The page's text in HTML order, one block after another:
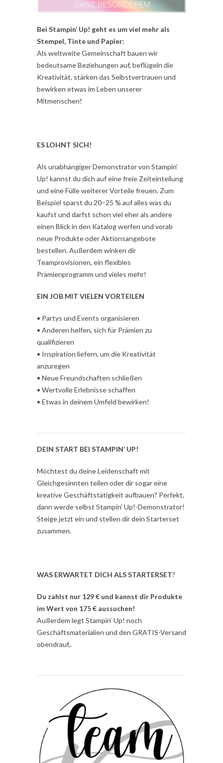
Bei Stampin‘ Up! geht es um viel mehr als
Stempel, Tinte und Papier:
Als weltweite Gemeinschaft bauen wir
bedeutsame Beziehungen auf, beflügeln die
Kreativität, stärken das Selbstvertrauen und
bewirken etwas im Leben unserer
Mitmenschen!
ES LOHNT SICH!
Als unabhängiger Demonstrator von Stampin‘
Up! kannst du dich auf eine freie Zeiteinteilung
und eine Fülle weiterer Vorteile freuen. Zum
Beispiel sparst du 20–25 % auf alles was du
kaufst und darfst schon viel eher als andere
einen Blick in den Katalog werfen und vorab
neue Produkte oder Aktionsangebote
bestellen. Außerdem winken dir
Teamprovisionen, ein flexibles
Prämienprogramm und vieles mehr!
EIN JOB MIT VIELEN VORTEILEN
• Partys und Events organisieren
• Anderen helfen, sich für Prämien zu
qualifizieren
• Inspiration liefern, um die Kreativität
anzuregen
• Neue Freundschaften schließen
• Wertvolle Erlebnisse schaffen
• Etwas in deinem Umfeld bewirken!
DEIN START BEI STAMPIN’ UP!
Möchtest du deine Leidenschaft mit
Gleichgesinnten teilen oder dir sogar eine
kreative Geschäftstätigkeit aufbauen? Perfekt,
dann werde selbst Stampin’ Up!-Demonstrator!
Steige jetzt ein und stellen dir dein Starterset
zusammen.
WAS ERWARTET DICH ALS STARTERSET?
Du zahlst nur 129 € und kannst dir Produkte
im Wert von 175 € aussuchen!
Außerdem legt Stampin‘ Up! noch
Geschäftsmaterialien und den GRATIS-Versand
obendrauf,.